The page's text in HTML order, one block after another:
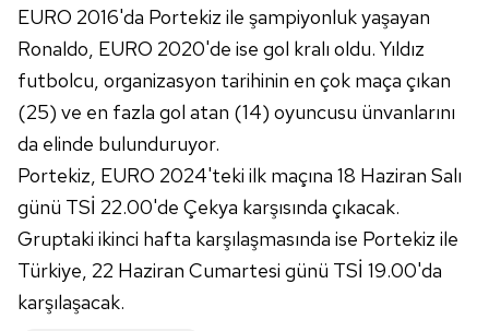
kullanılmaktadır. Bu çerezler vasıtasıyla çeşitli kişisel
verileriniz işlenmekte olup gerekli olan çerezler bilgi
toplumu hizmetlerinin sunulması amacıyla
kullanılmaktadır. Diğer çerezler, sitemizin daha işlevsel
kılınması ve kişiselleştirilmesi ve sizlere yönelik
reklam/pazarlama faaliyetlerinin yapılması, amaçlarıyla
sınırlı olarak açık rızanız dahilinde kullanılacaktır.
Çerezlere ilişkin tercihlerinizi aşağıda yer alan panel
vasıtasıyla belirleyebilirsiniz. Çerezlere ilişkin detaylı bilgi
için Ayarlar butonuna tıklayabilir,Çerez Bilgilendirme
Metnimiziziyaret edebilirsiniz.
EURO 2016'da Portekiz ile şampiyonluk yaşayan
Ronaldo, EURO 2020'de ise gol kralı oldu. Yıldız
futbolcu, organizasyon tarihinin en çok maça çıkan
(25) ve en fazla gol atan (14) oyuncusu ünvanlarını
da elinde bulunduruyor.
Portekiz, EURO 2024'teki ilk maçına 18 Haziran Salı
günü TSİ 22.00'de Çekya karşısında çıkacak.
Gruptaki ikinci hafta karşılaşmasında ise Portekiz ile
Türkiye, 22 Haziran Cumartesi günü TSİ 19.00'da
karşılaşacak.